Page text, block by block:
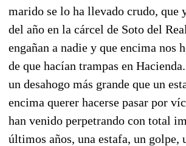
marido se lo ha llevado crudo, que
del año en la cárcel de Soto del
engañan a nadie y que encima nos
de que hacían trampas en
un desahogo más grande que un
encima querer hacerse pasar por
han venido perpetrando con total
últimos años, una estafa, un golpe,